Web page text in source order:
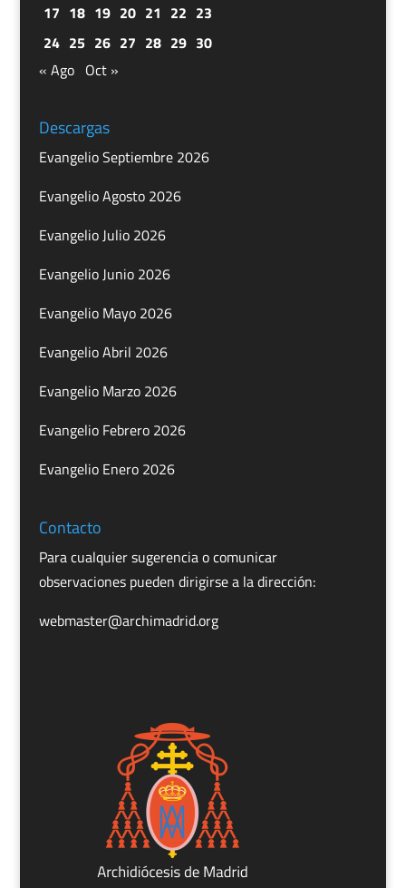
17 18 19 20 21 22 23
24 25 26 27 28 29 30
« Ago Oct »
Descargas
Evangelio Septiembre 2026
Evangelio Agosto 2026
Evangelio Julio 2026
Evangelio Junio 2026
Evangelio Mayo 2026
Evangelio Abril 2026
Evangelio Marzo 2026
Evangelio Febrero 2026
Evangelio Enero 2026
Contacto
Para cualquier sugerencia o comunicar
observaciones pueden dirigirse a la dirección:
webmaster@archimadrid.org